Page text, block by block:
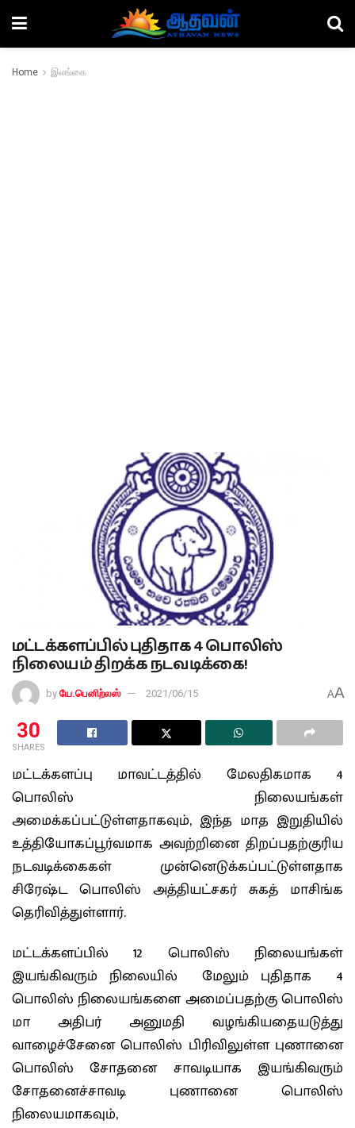
Home இலங்கை
மட்டக்களப்பில் புதிதாக 4 பொலிஸ்
நிலையம் திறக்க நடவடிக்கை!
by யே.பெனிற்லஸ் 2021/06/15 AA
30
SHARES
மட்டக்களப்பு மாவட்டத்தில் மேலதிகமாக 4
பொலிஸ் நிலையங்கள்
அமைக்கப்பட்டுள்ளதாகவும், இந்த மாத இறுதியில்
உத்தியோகப்பூர்வமாக அவற்றினை திறப்பதற்குரிய
நடவடிக்கைகள் முன்னெடுக்கப்பட்டுள்ளதாக
சிரேஷ்ட பொலிஸ் அத்தியட்சகர் சுகத் மாசிங்க
தெரிவித்துள்ளார்.
மட்டக்களப்பில் 12 பொலிஸ் நிலையங்கள்
இயங்கிவரும் நிலையில் மேலும் புதிதாக 4
பொலிஸ் நிலையங்களை அமைப்பதற்கு பொலிஸ்
மா அதிபர் அனுமதி வழங்கியதையடுத்து
வாழைச்சேனை பொலிஸ் பிரிவிலுள்ள புணானை
பொலிஸ் சோதனை சாவடியாக இயங்கிவரும்
சோதனைச்சாவடி புணானை பொலிஸ்
நிலையமாகவும்,